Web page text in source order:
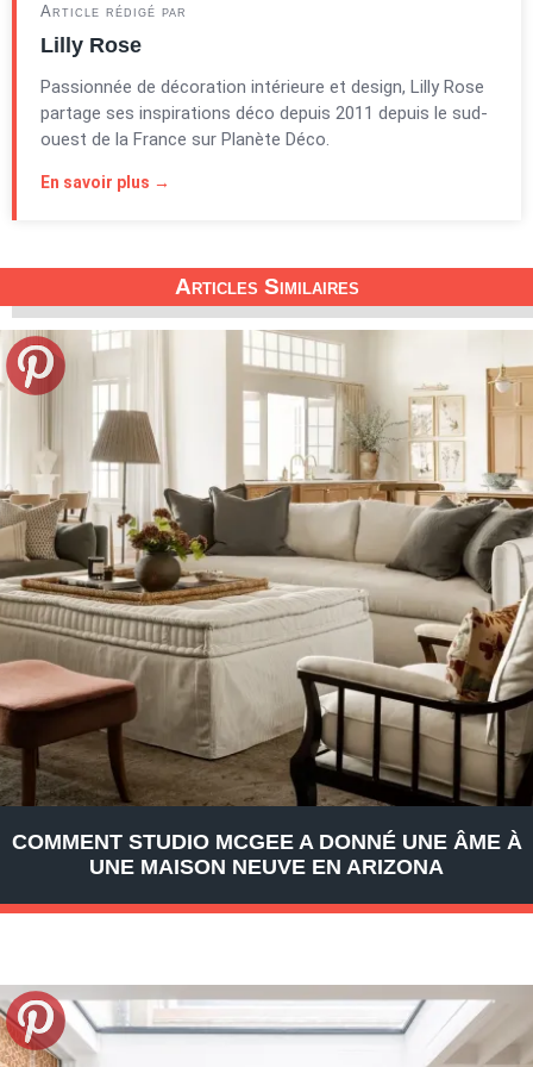
Article rédigé par
Lilly Rose
Passionnée de décoration intérieure et design, Lilly Rose
partage ses inspirations déco depuis 2011 depuis le sud-
ouest de la France sur Planète Déco.
En savoir plus →
Articles Similaires
COMMENT STUDIO MCGEE A DONNÉ UNE ÂME À
UNE MAISON NEUVE EN ARIZONA